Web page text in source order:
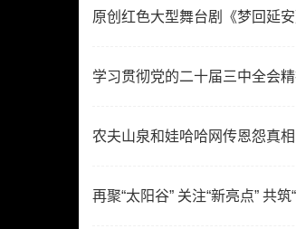
原创红色大型舞台剧《梦回延
学习贯彻党的二十届三中全会
农夫山泉和娃哈哈网传恩怨真
再聚“太阳谷” 关注“新亮点” 共